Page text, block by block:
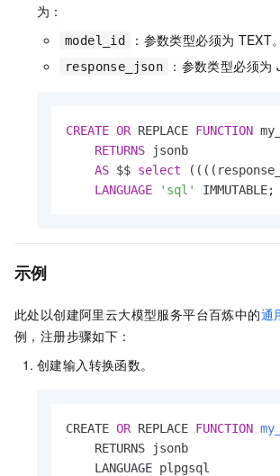
为：
model_id ：参数类型必须为 TEXT。
response_json ：参数类型必须为
CREATE OR REPLACE FUNCTION
RETURNS jsonb
AS $$ select
LANGUAGE
'sql' IMMUTABLE;
示例
此处以创建阿里云大模型服务平台百炼中的通
例，注册步骤如下：
创建输入转换函数。
CREATE OR REPLACE FUNCTION
    RETURNS jsonb
    LANGUAGE plpgsql